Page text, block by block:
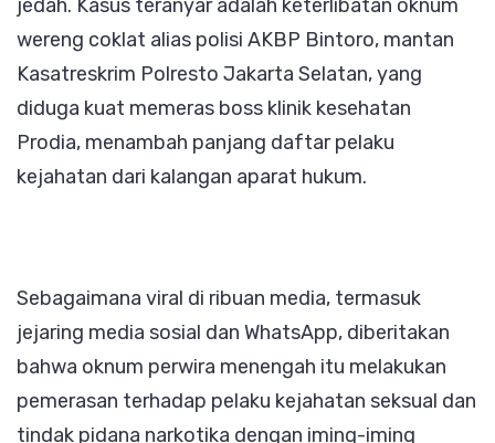
Bunuh
Diri”
jedah. Kasus teranyar adalah keterlibatan oknum
wereng coklat alias polisi AKBP Bintoro, mantan
Kasatreskrim Polresto Jakarta Selatan, yang
diduga kuat memeras boss klinik kesehatan
Prodia, menambah panjang daftar pelaku
kejahatan dari kalangan aparat hukum.
Sebagaimana viral di ribuan media, termasuk
jejaring media sosial dan WhatsApp, diberitakan
bahwa oknum perwira menengah itu melakukan
pemerasan terhadap pelaku kejahatan seksual dan
tindak pidana narkotika dengan iming-iming